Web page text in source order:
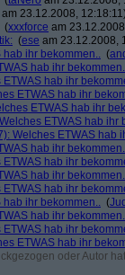
am 23.12.2008, 12:18:11)
(xxxforce am
(ese am 23.12.2008,
hab ihr bekommen.. (
hab ihr
ETWAS hab ihr
ETWAS hab ihr
ETWAS hab ihr
ETWAS hab ihr
Welches ETWAS hab
hab ihr
ETWAS hab ihr
hab ihr
ETWAS hab ihr
hab ihr bekommen.. (
hab ihr
ETWAS hab ihr
ETWAS hab ihr
oder Autor